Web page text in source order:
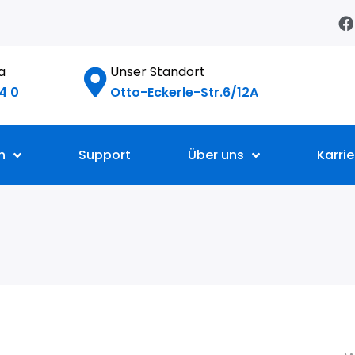
F
a
0
Unser Standort
Otto-Eckerle-Str.6/12A
Support Über uns